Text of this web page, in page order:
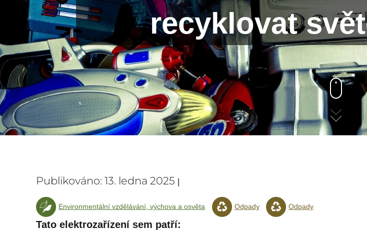
recyklovat
Publikováno: 13. ledna 2025 |
Environmentální vzdělávání, výchova a osvěta Odpady Odpady
Tato elektrozařízení sem patří: